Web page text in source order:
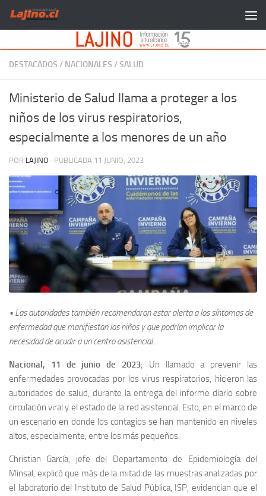
Saltar al contenido
DESTACADOS / NACIONALES /SALUD
Ministerio de Salud llama a proteger a los
niños de los virus respiratorios,
especialmente a los menores de un año
POR LAJINO · PUBLICADA 11 JUNIO, 2023
• Las autoridades también recomendaron estar alerta a los síntomas de
enfermedad que manifiestan los niños y que podrían implicar la
necesidad de acudir a un centro asistencial.
Nacional, 11 de junio de 2023; Un llamado a prevenir las
enfermedades provocadas por los virus respiratorios, hicieron las
autoridades de salud, durante la entrega del informe diario sobre
circulación viral y el estado de la red asistencial. Esto, en el marco de
un escenario en donde los contagios se han mantenido en niveles
altos, especialmente, entre los más pequeños.
Christian García, jefe del Departamento de Epidemiología del
Minsal, explicó que más de la mitad de las muestras analizadas por
el laboratorio del Instituto de Salud Pública, ISP, evidencian que el